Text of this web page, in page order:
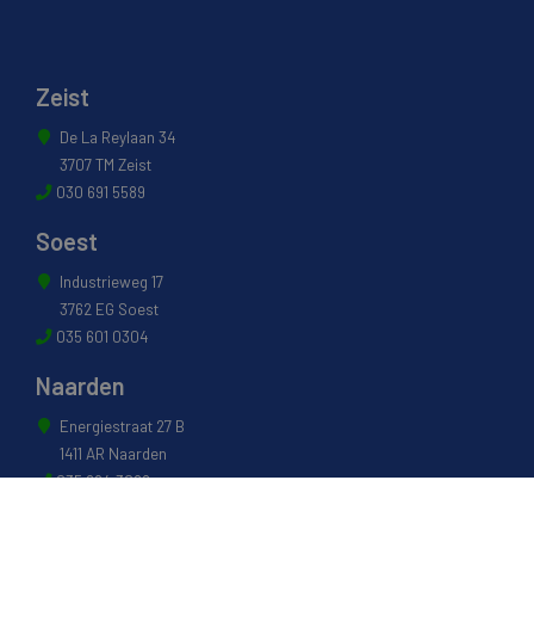
Zeist
De La Reylaan 34
3707 TM Zeist
030 691 5589
Soest
Industrieweg 17
3762 EG Soest
035 601 0304
Naarden
Energiestraat 27 B
1411 AR Naarden
035 694 3088